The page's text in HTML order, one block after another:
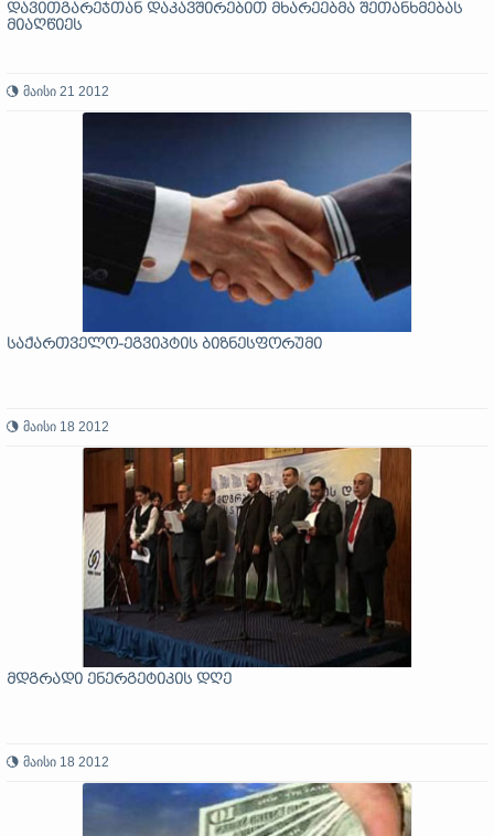
დავითგარეჯთან დაკავშირებით მხარეებმა შეთანხმებას
მიაღწიეს
მაისი 21 2012
საქართველო-ეგვიპტის ბიზნესფორუმი
მაისი 18 2012
მდგრადი ენერგეტიკის დღე
მაისი 18 2012